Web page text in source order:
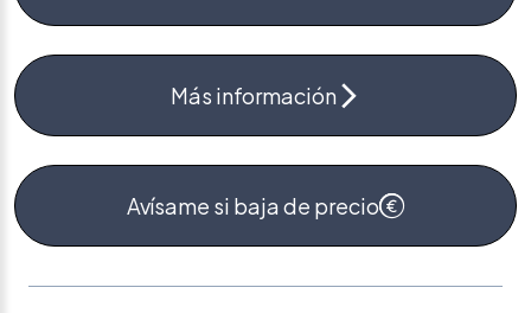
Más información
Avísame si baja de precio